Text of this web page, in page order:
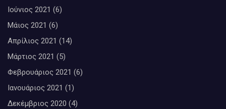
Ιούνιος 2021 (6)
Μάιος 2021 (6)
Απρίλιος 2021 (14)
Μάρτιος 2021 (5)
Φεβρουάριος 2021 (6)
Ιανουάριος 2021 (1)
Δεκέμβριος 2020 (4)